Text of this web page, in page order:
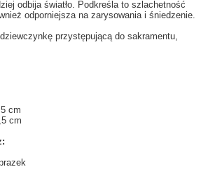
odbija światło. Podkreśla to szlachetność
odporniejsza na zarysowania i śniedzenie.
przystępującą do sakramentu,
cm
cm